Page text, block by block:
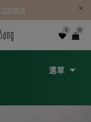
0 0
立即購買
選單